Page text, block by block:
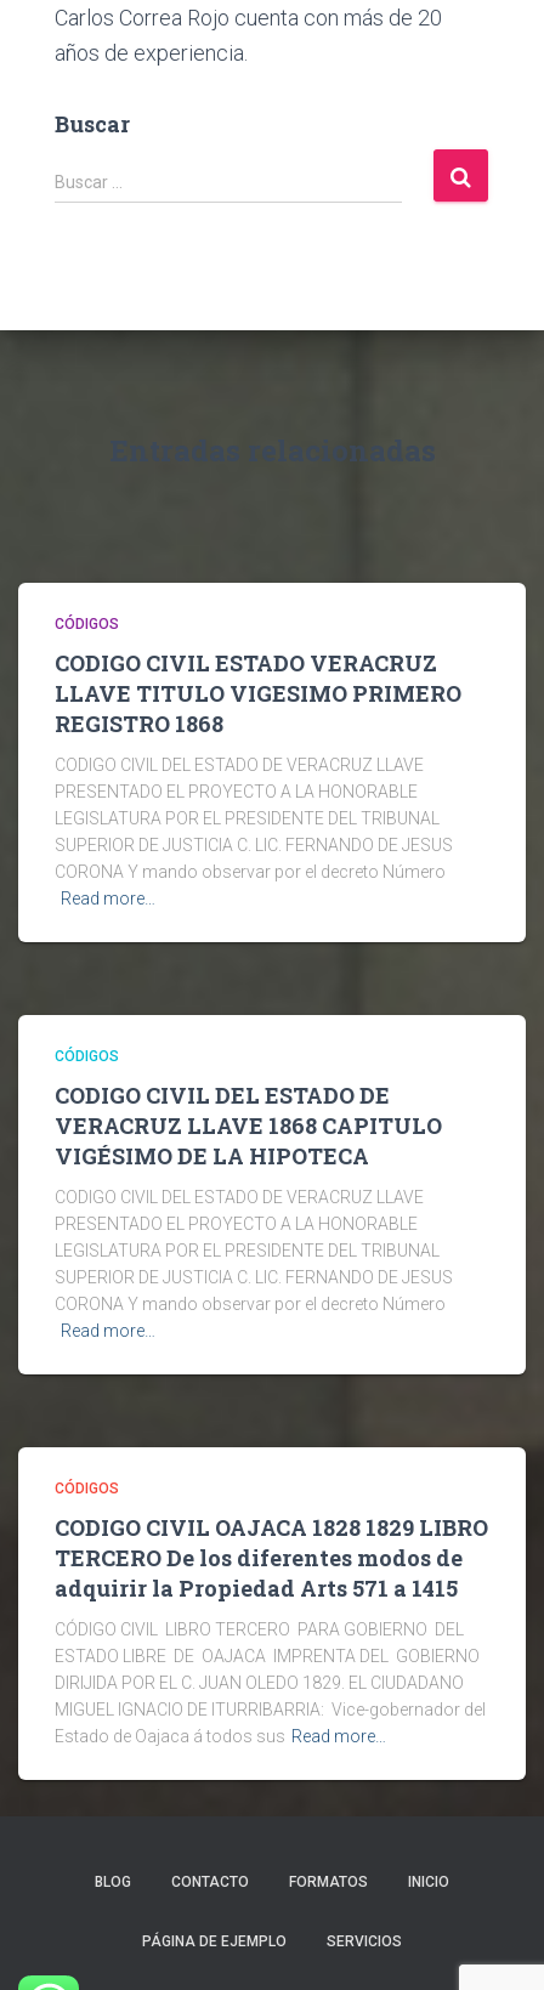
Carlos Correa Rojo cuenta con más de 20
años de experiencia.
Buscar
B
u
:
Buscar …
Entradas relacionadas
CÓDIGOS
CODIGO CIVIL ESTADO VERACRUZ
LLAVE TITULO VIGESIMO PRIMERO
REGISTRO 1868
CODIGO CIVIL DEL ESTADO DE VERACRUZ LLAVE
PRESENTADO EL PROYECTO A LA HONORABLE
LEGISLATURA POR EL PRESIDENTE DEL TRIBUNAL
SUPERIOR DE JUSTICIA C. LIC. FERNANDO DE JESUS
CORONA Y mando observar por el decreto Número
Read more…
CÓDIGOS
CODIGO CIVIL DEL ESTADO DE
VERACRUZ LLAVE 1868 CAPITULO
VIGÉSIMO DE LA HIPOTECA
CODIGO CIVIL DEL ESTADO DE VERACRUZ LLAVE
PRESENTADO EL PROYECTO A LA HONORABLE
LEGISLATURA POR EL PRESIDENTE DEL TRIBUNAL
SUPERIOR DE JUSTICIA C. LIC. FERNANDO DE JESUS
CORONA Y mando observar por el decreto Número
Read more…
CÓDIGOS
CODIGO CIVIL OAJACA 1828 1829 LIBRO
TERCERO De los diferentes modos de
adquirir la Propiedad Arts 571 a 1415
CÓDIGO CIVIL LIBRO TERCERO PARA GOBIERNO DEL
ESTADO LIBRE DE OAJACA IMPRENTA DEL GOBIERNO
DIRIJIDA POR EL C. JUAN OLEDO 1829. EL CIUDADANO
MIGUEL IGNACIO DE ITURRIBARRIA: Vice-gobernador del
Estado de Oajaca á todos sus Read more…
BLOG CONTACTO FORMATOS INICIO
PÁGINA DE EJEMPLO SERVICIOS